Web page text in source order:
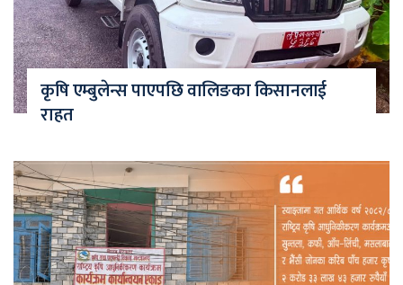
कृषि एम्बुलेन्स पाएपछि वालिङका किसानलाई
राहत